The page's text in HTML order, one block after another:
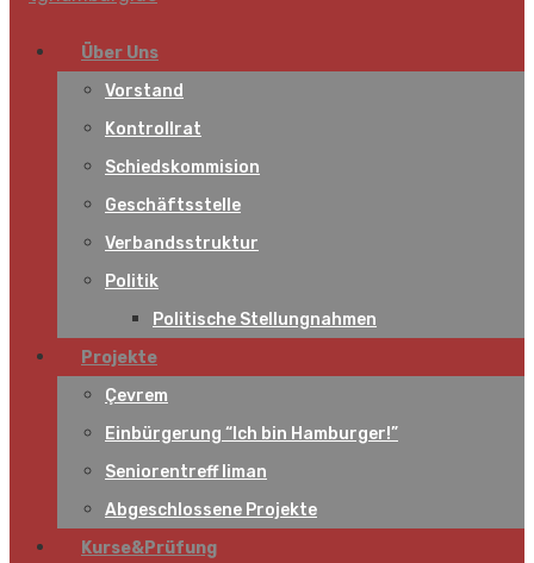
Über Uns
Vorstand
Kontrollrat
Schiedskommision
Geschäftsstelle
Verbandsstruktur
Politik
Politische Stellungnahmen
Projekte
Çevrem
Einbürgerung “Ich bin Hamburger!”
Seniorentreff liman
Abgeschlossene Projekte
Kurse&Prüfung